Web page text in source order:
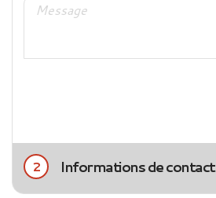
2 Informations de contact